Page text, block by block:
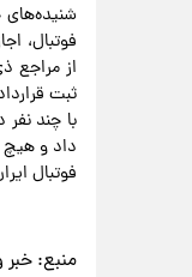
شنیده‌های
فوتبال،
از مراجع
ثبت
با چند
داد و هیچ
فوتبال
منبع: